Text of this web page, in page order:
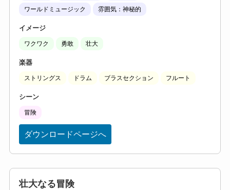
ワールドミュージック 雰囲気：神秘的
イメージ
ワクワク 勇敢 壮大
楽器
ストリングス ドラム ブラスセクション フルート
シーン
冒険
ダウンロードページへ
壮大なる冒険